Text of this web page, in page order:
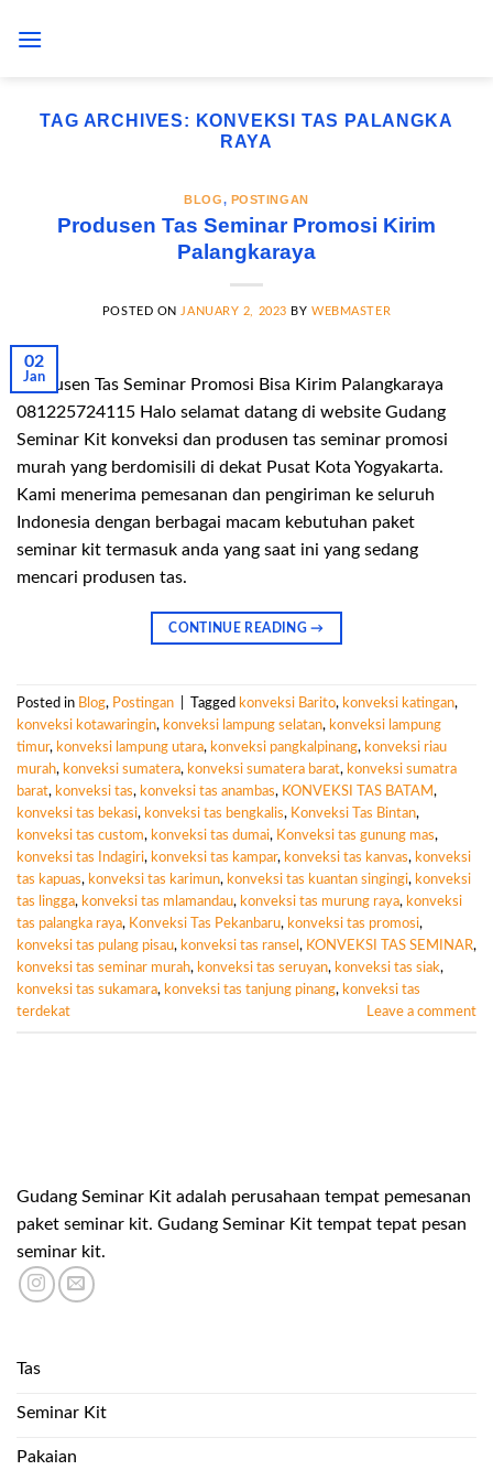
TAG ARCHIVES: KONVEKSI TAS PALANGKA
RAYA
BLOG, POSTINGAN
Produsen Tas Seminar Promosi Kirim
Palangkaraya
POSTED ON JANUARY 2, 2023 BYWEBMASTER
02
Jan
Produsen Tas Seminar Promosi Bisa Kirim Palangkaraya
081225724115 Halo selamat datang di website Gudang
Seminar Kit konveksi dan produsen tas seminar promosi
murah yang berdomisili di dekat Pusat Kota Yogyakarta.
Kami menerima pemesanan dan pengiriman ke seluruh
Indonesia dengan berbagai macam kebutuhan paket
seminar kit termasuk anda yang saat ini yang sedang
mencari produsen tas.
CONTINUE READING→
Posted in Blog, Postingan Tagged konveksi Barito, konveksi katingan,
konveksi kotawaringin, konveksi lampung selatan, konveksi lampung
timur, konveksi lampung utara, konveksi pangkalpinang, konveksi riau
murah, konveksi sumatera, konveksi sumatera barat, konveksi sumatra
barat, konveksi tas, konveksi tas anambas, KONVEKSI TAS BATAM,
konveksi tas bekasi, konveksi tas bengkalis, Konveksi Tas Bintan,
konveksi tas custom, konveksi tas dumai, Konveksi tas gunung mas,
konveksi tas Indagiri, konveksi tas kampar, konveksi tas kanvas, konveksi
tas kapuas, konveksi tas karimun, konveksi tas kuantan singingi, konveksi
tas lingga, konveksi tas mlamandau, konveksi tas murung raya, konveksi
tas palangka raya, Konveksi Tas Pekanbaru, konveksi tas promosi,
konveksi tas pulang pisau, konveksi tas ransel , KONVEKSI TAS SEMINAR,
konveksi tas seminar murah, konveksi tas seruyan, konveksi tas siak,
konveksi tas sukamara, konveksi tas tanjung pinang, konveksi tas
terdekat
Leave a comment
Gudang Seminar Kit adalah perusahaan tempat pemesanan
paket seminar kit. Gudang Seminar Kit tempat tepat pesan
seminar kit.
Tas
Seminar Kit
Pakaian